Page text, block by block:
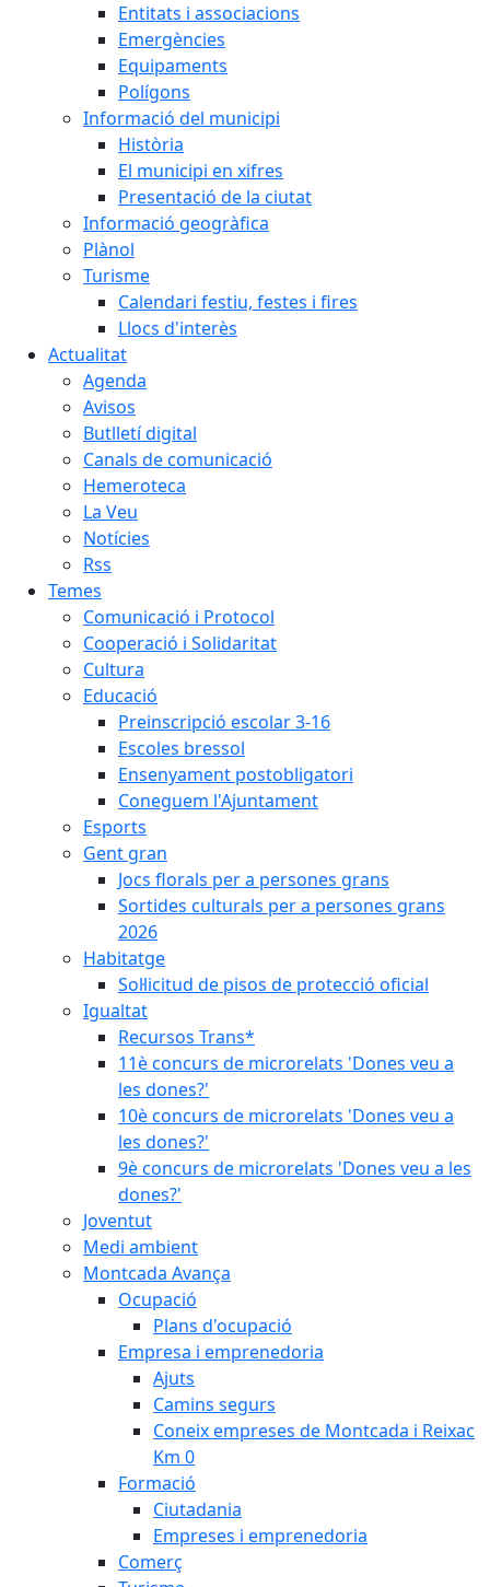
Entitats i associacions
Emergències
Equipaments
Polígons
Informació del municipi
Història
El municipi en xifres
Presentació de la ciutat
Informació geogràfica
Plànol
Turisme
Calendari festiu, festes i fires
Llocs d'interès
Actualitat
Agenda
Avisos
Butlletí digital
Canals de comunicació
Hemeroteca
La Veu
Notícies
Rss
Temes
Comunicació i Protocol
Cooperació i Solidaritat
Cultura
Educació
Preinscripció escolar 3-16
Escoles bressol
Ensenyament postobligatori
Coneguem l'Ajuntament
Esports
Gent gran
Jocs florals per a persones grans
Sortides culturals per a persones grans
2026
Habitatge
Sol·licitud de pisos de protecció oficial
Igualtat
Recursos Trans*
11è concurs de microrelats 'Dones veu a
les dones?'
10è concurs de microrelats 'Dones veu a
les dones?'
9è concurs de microrelats 'Dones veu a les
dones?'
Joventut
Medi ambient
Montcada Avança
Ocupació
Plans d'ocupació
Empresa i emprenedoria
Ajuts
Camins segurs
Coneix empreses de Montcada i Reixac
Km 0
Formació
Ciutadania
Empreses i emprenedoria
Comerç